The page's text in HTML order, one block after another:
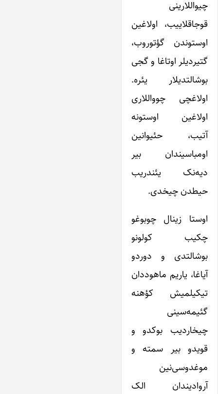
چیواللارینی
قوجاقلاییب، اولاغین
اوستوندن گؤتوروب،
گتیردیلر اوتاغا و گجی
بوشالتدیلار یئره.
اولاغچی چوواللاری
اولاغین اوستونه
آتیب، حئیوانین
اومباسیندان بیر
دیه‌نک یئندریب
حیطدن چیخدی.
اوستا زینال چوبوغو
چکیب کولونو
بوشالتدی و دوردو
آیاغا، یاریم ماهوددان
تیکیلمیش کؤهنه
گئیمه‌سینی
چیخاردیب بوکدو و
قویدو بیر سمته و
موغدوسی‌نین
آروادیندان الک